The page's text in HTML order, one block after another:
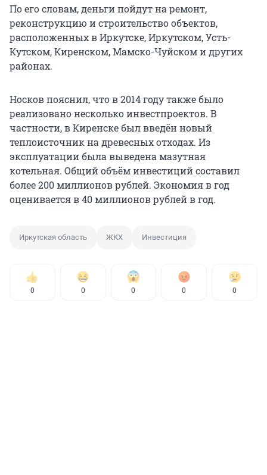
По его словам, деньги пойдут на ремонт,
реконструкцию и строительство объектов,
расположенных в Иркутске, Иркутском, Усть-
Кутском, Киренском, Мамско-Чуйском и других
районах.
Носков пояснил, что в 2014 году также было
реализовано несколько инвестпроектов. В
частности, в Киренске был введён новый
теплоисточник на древесных отходах. Из
эксплуатации была выведена мазутная
котельная. Общий объём инвестиций составил
более 200 миллионов рублей. Экономия в год
оценивается в 40 миллионов рублей в год.
Иркутская область ЖКХ Инвестиция
0 0 0 0 0